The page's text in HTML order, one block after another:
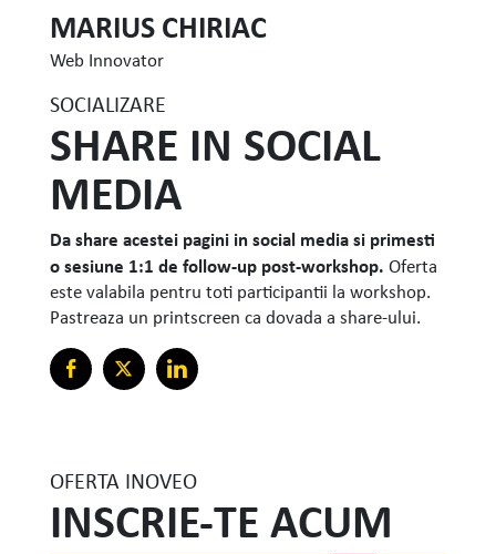
MARIUS CHIRIAC
Web Innovator
SOCIALIZARE
SHARE IN SOCIAL
MEDIA
Da share acestei pagini in social media si primesti
o sesiune 1:1 de follow-up post-workshop. Oferta
este valabila pentru toti participantii la workshop.
Pastreaza un printscreen ca dovada a share-ului.
OFERTA INOVEO
INSCRIE-TE ACUM